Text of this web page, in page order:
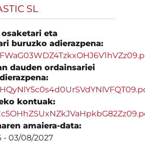
SL
eta
buruzko adierazpena:
dauden ordainsariei
kontuak:
amaiera-data:
-03/08/2027